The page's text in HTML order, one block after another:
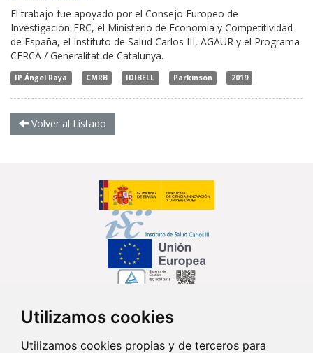
Utilizamos cookies
Utilizamos cookies propias y de terceros para
El trabajo fue apoyado por el Consejo Europeo de
Investigación-ERC, el Ministerio de Economía y Competitividad
de España, el Instituto de Salud Carlos III, AGAUR y el Programa
CERCA / Generalitat de Catalunya.
IP Ángel Raya CMRB IDIBELL Parkinson 2019
Volver al Listado
Síguenos en...